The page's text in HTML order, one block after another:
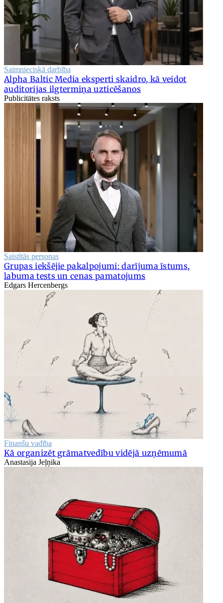
Saimnieciskā darbība
Alpha Baltic Media eksperti skaidro, kā veidot
auditorijas ilgtermiņa uzticēšanos
Publicitātes raksts
Saistītās personas
Grupas iekšējie pakalpojumi: darījuma īstums,
labuma tests un cenas pamatojums
Edgars Hercenbergs
Finanšu vadība
Kā organizēt grāmatvedību vidējā uzņēmumā
Anastasija Jeļņika